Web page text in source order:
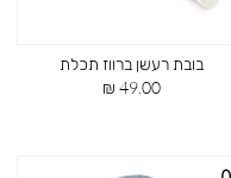
בובת רעשן ברווז תכלת
מחיר
49.00 ₪